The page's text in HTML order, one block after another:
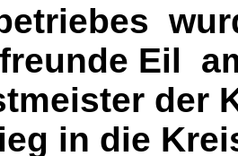
Eil
der
in die